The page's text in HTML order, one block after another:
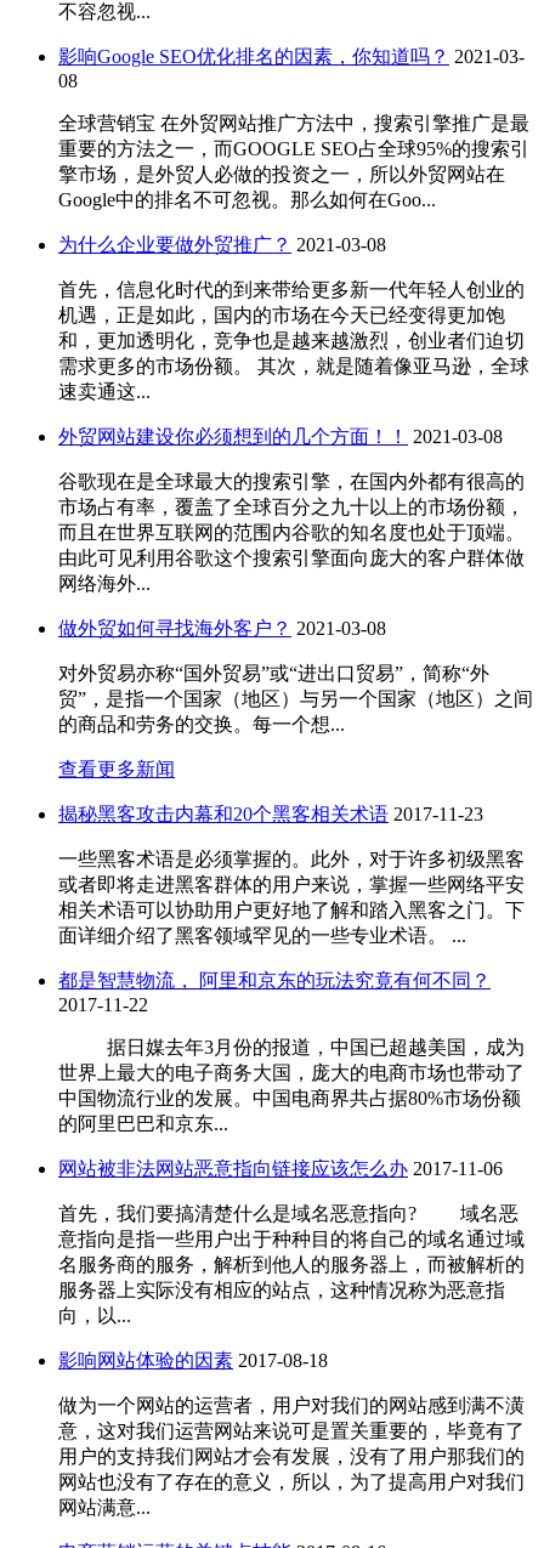
不容忽视...
影响Google SEO优化排名的因素，你知道吗？ 2021-03-
08
全球营销宝 在外贸网站推广方法中，搜索引擎推广是最
重要的方法之一，而GOOGLE SEO占全球95%的搜索引
擎市场，是外贸人必做的投资之一，所以外贸网站在
Google中的排名不可忽视。那么如何在Goo...
为什么企业要做外贸推广？ 2021-03-08
首先，信息化时代的到来带给更多新一代年轻人创业的
机遇，正是如此，国内的市场在今天已经变得更加饱
和，更加透明化，竞争也是越来越激烈，创业者们迫切
需求更多的市场份额。 其次，就是随着像亚马逊，全球
速卖通这...
外贸网站建设你必须想到的几个方面！！ 2021-03-08
谷歌现在是全球最大的搜索引擎，在国内外都有很高的
市场占有率，覆盖了全球百分之九十以上的市场份额，
而且在世界互联网的范围内谷歌的知名度也处于顶端。
由此可见利用谷歌这个搜索引擎面向庞大的客户群体做
网络海外...
做外贸如何寻找海外客户？ 2021-03-08
对外贸易亦称“国外贸易”或“进出口贸易”，简称“外
贸”，是指一个国家（地区）与另一个国家（地区）之间
的商品和劳务的交换。每一个想...
查看更多新闻
揭秘黑客攻击内幕和20个黑客相关术语 2017-11-23
一些黑客术语是必须掌握的。此外，对于许多初级黑客
或者即将走进黑客群体的用户来说，掌握一些网络平安
相关术语可以协助用户更好地了解和踏入黑客之门。下
面详细介绍了黑客领域罕见的一些专业术语。 ...
都是智慧物流， 阿里和京东的玩法究竟有何不同？
2017-11-22
据日媒去年3月份的报道，中国已超越美国，成为
世界上最大的电子商务大国，庞大的电商市场也带动了
中国物流行业的发展。中国电商界共占据80%市场份额
的阿里巴巴和京东...
网站被非法网站恶意指向链接应该怎么办 2017-11-06
首先，我们要搞清楚什么是域名恶意指向? 域名恶
意指向是指一些用户出于种种目的将自己的域名通过域
名服务商的服务，解析到他人的服务器上，而被解析的
服务器上实际没有相应的站点，这种情况称为恶意指
向，以...
影响网站体验的因素 2017-08-18
做为一个网站的运营者，用户对我们的网站感到满不潢
意，这对我们运营网站来说可是置关重要的，毕竟有了
用户的支持我们网站才会有发展，没有了用户那我们的
网站也没有了存在的意义，所以，为了提高用户对我们
网站满意...